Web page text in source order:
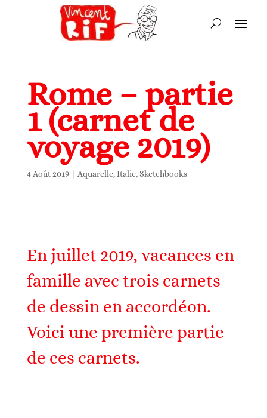
Rome – partie
1 (carnet de
voyage 2019)
4 Août 2019| Aquarelle, Italie, Sketchbooks
En juillet 2019, vacances en
famille avec trois carnets
de dessin en accordéon.
Voici une première partie
de ces carnets.